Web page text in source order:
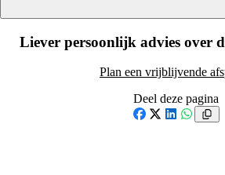
Liever persoonlijk advies over
Plan een vrijblijvende
Deel deze pagina